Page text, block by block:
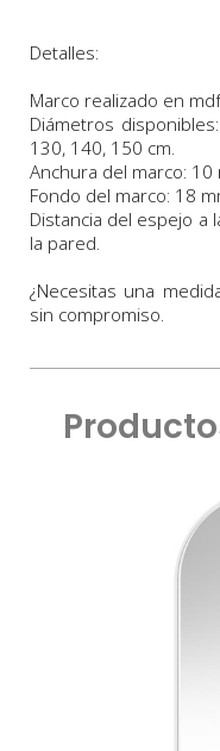
Detalles:
Marco realizado en
Diámetros disponibles:
130, 140, 150 cm.
Anchura del marco: 10
Fondo del marco: 18 m
Distancia del espejo a
la pared.
¿Necesitas una
sin compromiso.